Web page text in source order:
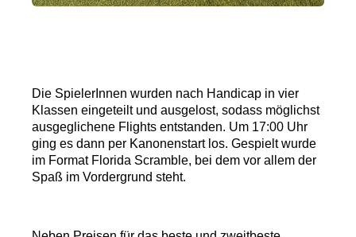
Die SpielerInnen wurden nach Handicap in vier
Klassen eingeteilt und ausgelost, sodass möglichst
ausgeglichene Flights entstanden. Um 17:00 Uhr
ging es dann per Kanonenstart los. Gespielt wurde
im Format Florida Scramble, bei dem vor allem der
Spaß im Vordergrund steht.